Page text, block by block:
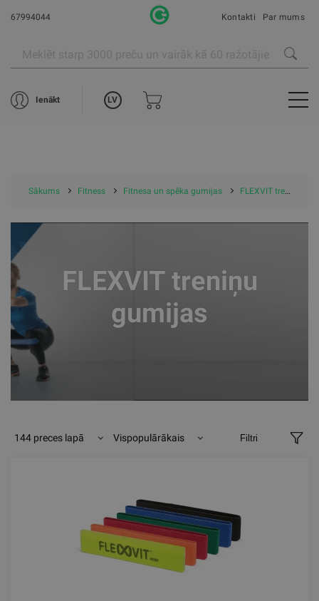
67994044 Kontakti Par mums
Ienākt LV
Sākums Fitness Fitnesa un spēka gumijas FLEXVIT treniņu gumijas
FLEXVIT treniņu
gumijas
144 preces lapā Vispopulārākais Filtri